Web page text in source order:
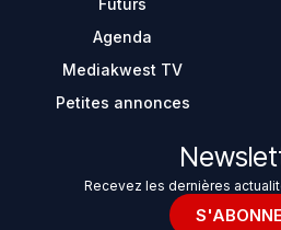
Futurs
Agenda
Mediakwest TV
Petites annonces
Recevez les dernières